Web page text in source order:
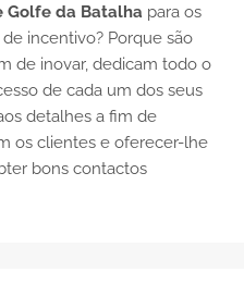
Golfe da Batalha para os
incentivo? Porque são
de inovar, dedicam todo o
de cada um dos seus
detalhes a fim de
os clientes e oferecer-lhe
bons contactos